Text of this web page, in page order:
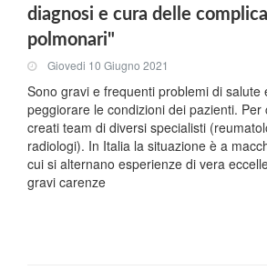
diagnosi e cura delle
polmonari"
Giovedi 10 Giugno 2021
Sono gravi e frequenti problemi di salute
peggiorare le condizioni dei pazienti. Per
creati team di diversi specialisti
radiologi). In Italia la situazione è a
cui si alternano esperienze di vera
gravi carenze